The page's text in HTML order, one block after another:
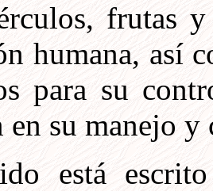
frutas
humana, así
para su
en su manejo
está